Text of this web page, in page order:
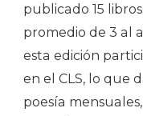
publicado 15
promedio de 3 al
esta edición
en el CLS, lo que
poesía